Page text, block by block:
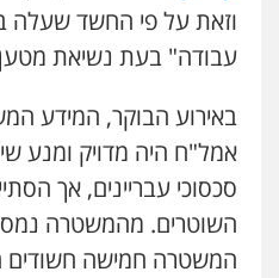
וזאת על פי החשד שעלה
עבודה" בעת נשיאת
באירוע הבוקר, המידע
אמל"ח היה מדויק ומנע
סכסוכי עבריינים, אך
השוטרים. מהמשטרה
המשטרה חמישה חשודים